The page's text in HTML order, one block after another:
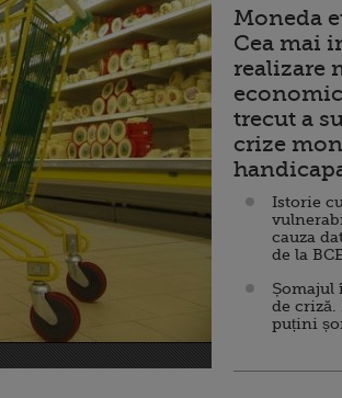
Moneda
Cea mai
realizare
trecut a
crize
Istorie
cauza
de la BCE
Șomajul
de criză.
puțini